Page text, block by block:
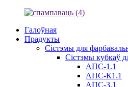
Галоўная
Прадукты
Сістэмы для
Сістэмы кубкаў
АПС-1.1
АПС-К1.1
АПС-3.1